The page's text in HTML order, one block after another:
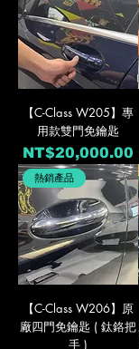
【C-Class W205】專
用款雙門免鑰匙
價格
NT$20,000.00
熱銷產品
【C-Class W206】原
廠四門免鑰匙 ( 鈦鉻把
手 )